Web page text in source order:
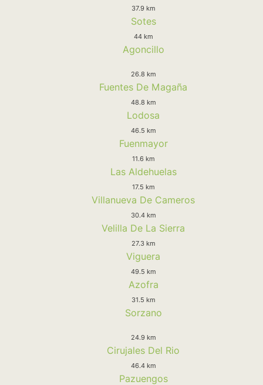
37.9 km
Sotes
44 km
Agoncillo
26.8 km
Fuentes De Magaña
48.8 km
Lodosa
46.5 km
Fuenmayor
11.6 km
Las Aldehuelas
17.5 km
Villanueva De Cameros
30.4 km
Velilla De La Sierra
27.3 km
Viguera
49.5 km
Azofra
31.5 km
Sorzano
24.9 km
Cirujales Del Rio
46.4 km
Pazuengos